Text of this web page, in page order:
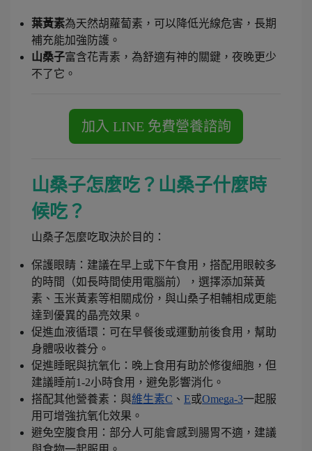
葉黃素為天然胡蘿蔔素，可以降低光線危害，長期
補充能加強防護。
山桑子富含花青素，為舒適有神的關鍵，夜晚更少
不了它。
山桑子怎麼吃？山桑子什麼時
候吃？
山桑子怎麼吃取決於目的：
保護眼睛：建議在早上或下午食用，搭配用眼較多
的時間（如長時間使用電腦前），選擇添加葉黃
素、玉米黃素等相關成份，與山桑子相輔相成更能
達到優異的晶亮效果。
促進血液循環：可在早餐後或運動前後食用，幫助
身體吸收養分。
促進睡眠與抗氧化：晚上食用有助於修復細胞，但
建議睡前1-2小時食用，避免影響消化。
搭配其他營養素：與維生素C 、 E或Omega-3一起服
用可增強抗氧化效果。
避免空腹食用：部分人可能會感到腸胃不適，建議